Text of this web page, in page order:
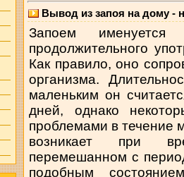
Вывод из запоя на дому -
Запоем именуется
продолжительного
Как правило, оно
организма.
маленьким он
дней, однако
проблемами в течение
возникает при
перемешанном с
подобным